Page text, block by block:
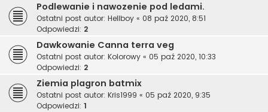
Podlewanie i nawozenie pod ledami.
Ostatni post autor: Hellboy « 08 paź 2020, 8:51
Odpowiedzi: 2
Dawkowanie Canna terra veg
Ostatni post autor: Kolorowy « 05 paź 2020, 10:33
Odpowiedzi: 2
Ziemia plagron batmix
Ostatni post autor: Kris1999 « 05 paź 2020, 9:35
Odpowiedzi: 1